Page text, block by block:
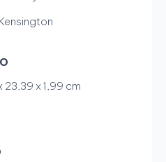
23,39 x 1,99 cm